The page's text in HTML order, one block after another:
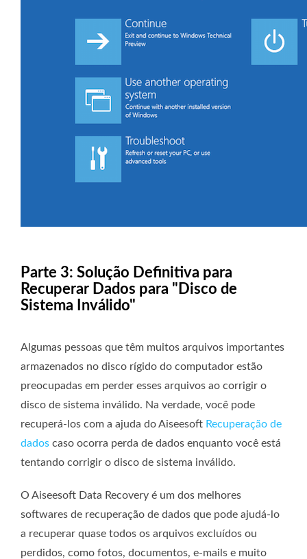
Parte 3: Solução Definitiva para
Recuperar Dados para "Disco de
Sistema Inválido"
Algumas pessoas que têm muitos arquivos importantes
armazenados no disco rígido do computador estão
preocupadas em perder esses arquivos ao corrigir o
disco de sistema inválido. Na verdade, você pode
recuperá-los com a ajuda do Aiseesoft Recuperação de
dados caso ocorra perda de dados enquanto você está
tentando corrigir o disco de sistema inválido.
O Aiseesoft Data Recovery é um dos melhores
softwares de recuperação de dados que pode ajudá-lo
a recuperar quase todos os arquivos excluídos ou
perdidos, como fotos, documentos, e-mails e muito